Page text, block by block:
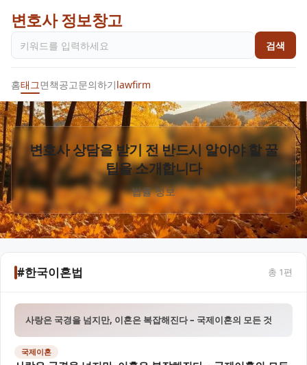
변호사 정보창고
검색
홈태그면책공고문의하기lawfirm
변호사 상담을 받기 전 반드시 알아야 할 꿀
팁을 소개합니다
법률 정보
#한국이혼법 총 1편
사랑은 국경을 넘지만, 이혼은 복잡해진다 – 국제이혼의 모든 것
국제이혼